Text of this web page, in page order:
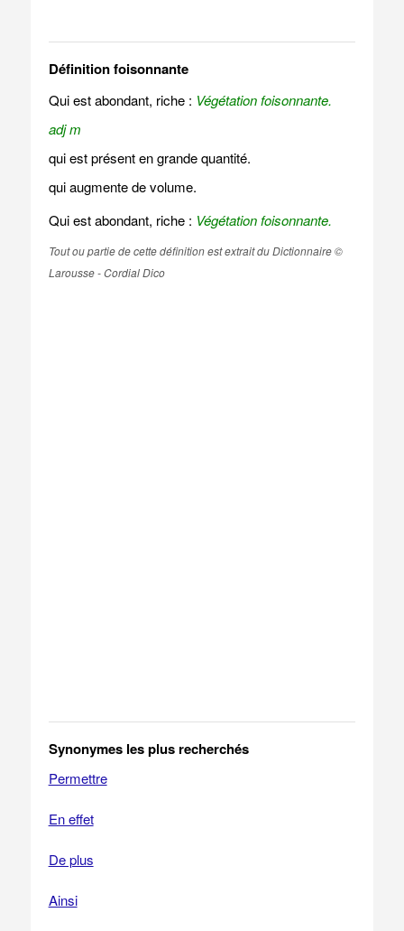
Définition foisonnante
Qui est abondant, riche : Végétation foisonnante.
adj m
qui est présent en grande quantité.
qui augmente de volume.
Qui est abondant, riche : Végétation foisonnante.
Tout ou partie de cette définition est extrait du Dictionnaire ©
Larousse - Cordial Dico
Synonymes les plus recherchés
Permettre
En effet
De plus
Ainsi